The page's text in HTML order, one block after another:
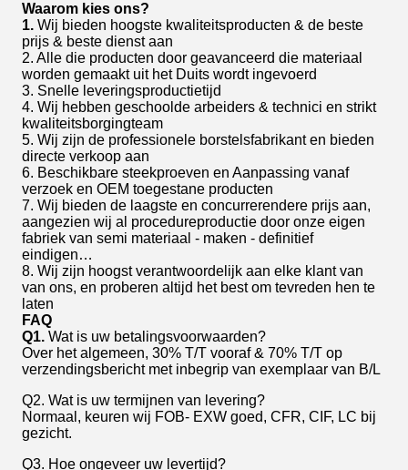
Waarom kies ons?
1. Wij bieden hoogste kwaliteitsproducten & de beste
prijs & beste dienst aan
2. Alle die producten door geavanceerd die materiaal
worden gemaakt uit het Duits wordt ingevoerd
3. Snelle leveringsproductietijd
4. Wij hebben geschoolde arbeiders & technici en strikt
kwaliteitsborgingteam
5. Wij zijn de professionele borstelsfabrikant en bieden
directe verkoop aan
6. Beschikbare steekproeven en Aanpassing vanaf
verzoek en OEM toegestane producten
7. Wij bieden de laagste en concurrerendere prijs aan,
aangezien wij al procedureproductie door onze eigen
fabriek van semi materiaal - maken - definitief
eindigen…
8. Wij zijn hoogst verantwoordelijk aan elke klant van
van ons, en proberen altijd het best om tevreden hen te
laten
FAQ
Q1. Wat is uw betalingsvoorwaarden?
Over het algemeen, 30% T/T vooraf & 70% T/T op
verzendingsbericht met inbegrip van exemplaar van B/L
Q2. Wat is uw termijnen van levering?
Normaal, keuren wij FOB- EXW goed, CFR, CIF, LC bij
gezicht.
Q3. Hoe ongeveer uw levertijd?